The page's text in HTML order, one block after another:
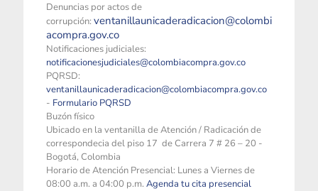
Denuncias por actos de
corrupción: ventanillaunicaderadicacion@colombi
acompra.gov.co
Notificaciones judiciales:
notificacionesjudiciales@colombiacompra.gov.co
PQRSD:
ventanillaunicaderadicacion@colombiacompra.gov.co
- Formulario PQRSD
Buzón físico
Ubicado en la ventanilla de Atención / Radicación de
correspondecia del piso 17 de Carrera 7 # 26 – 20 -
Bogotá, Colombia
Horario de Atención Presencial: Lunes a Viernes de
08:00 a.m. a 04:00 p.m. Agenda tu cita presencial